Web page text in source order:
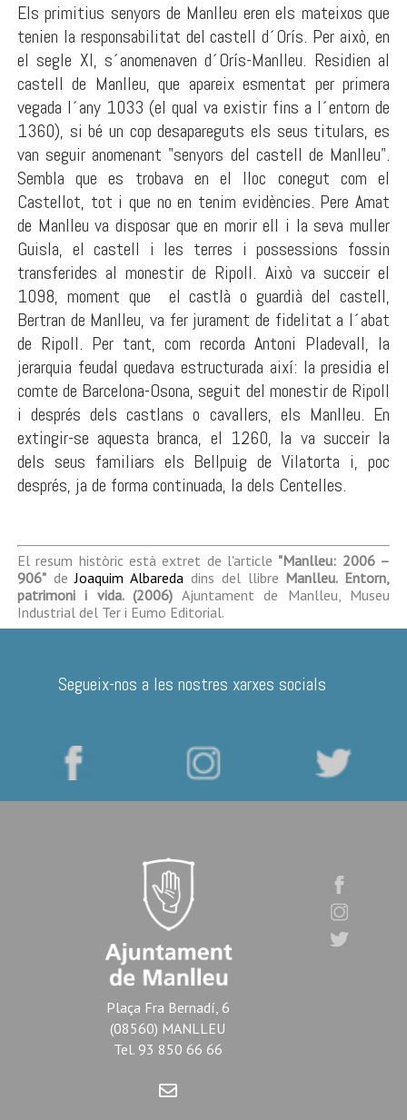
Els primitius senyors de Manlleu eren els mateixos que
tenien la responsabilitat del castell d´Orís. Per això, en
el segle XI, s´anomenaven d´Orís-Manlleu. Residien al
castell de Manlleu, que apareix esmentat per primera
vegada l´any 1033 (el qual va existir fins a l´entorn de
1360), si bé un cop desapareguts els seus titulars, es
van seguir anomenant "senyors del castell de Manlleu".
Sembla que es trobava en el lloc conegut com el
Castellot, tot i que no en tenim evidències. Pere Amat
de Manlleu va disposar que en morir ell i la seva muller
Guisla, el castell i les terres i possessions fossin
transferides al monestir de Ripoll. Això va succeir el
1098, moment que el castlà o guardià del castell,
Bertran de Manlleu, va fer jurament de fidelitat a l´abat
de Ripoll. Per tant, com recorda Antoni Pladevall, la
jerarquia feudal quedava estructurada així: la presidia el
comte de Barcelona-Osona, seguit del monestir de Ripoll
i després dels castlans o cavallers, els Manlleu. En
extingir-se aquesta branca, el 1260, la va succeir la
dels seus familiars els Bellpuig de Vilatorta i, poc
després, ja de forma continuada, la dels Centelles.
El resum històric està extret de l'article "Manlleu: 2006 –
906"deJoaquim Albareda dins del llibre Manlleu. Entorn,
patrimoni i vida. (2006)Ajuntament de Manlleu, Museu
Industrial del Ter i Eumo Editorial.
Segueix-nos a les nostres xarxes socials
Plaça Fra Bernadí, 6
(08560) MANLLEU
Tel. 93 850 66 66